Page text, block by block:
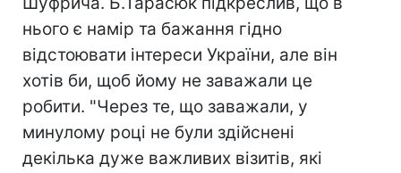
нього є намір та бажання гідно
відстоювати інтереси України, але він
хотів би, щоб йому не заважали це
робити. "Через те, що заважали, у
минулому році не були здійснені
декілька дуже важливих візитів, які